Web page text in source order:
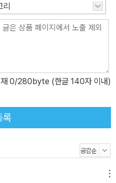
이미지 생성 전문가의 프롬프
를 미드저니에 입력해 이미지를 만
만의 작품을 탄생시켜 보세요.
비교하는 재미는 덤입니다. - 프롬
-----------
에 방문하면
작품을 저자의 유튜브 채널과
리
0/280byte (한글 140자 이내)
록